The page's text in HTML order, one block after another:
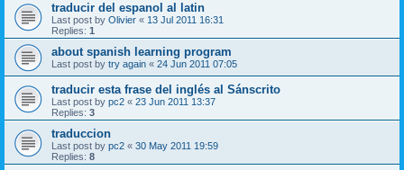
traducir del espanol al latin
Last post by Olivier « 13 Jul 2011 16:31
Replies: 1
about spanish learning program
Last post by try again « 24 Jun 2011 07:05
traducir esta frase del inglés al Sánscrito
Last post by pc2 « 23 Jun 2011 13:37
Replies: 3
traduccion
Last post by pc2 « 30 May 2011 19:59
Replies: 8